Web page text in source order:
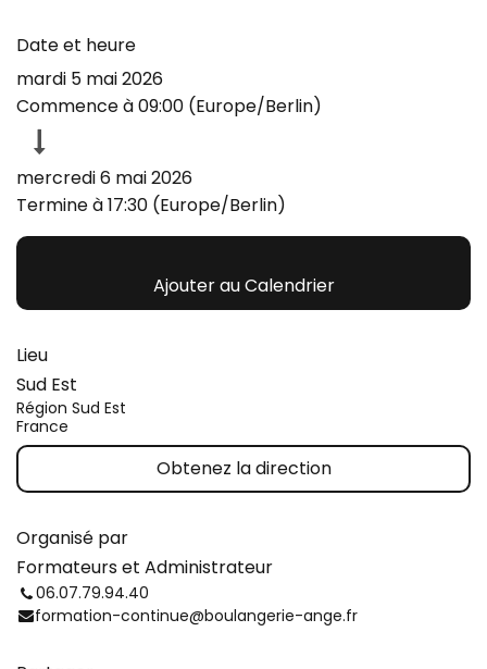
Date et heure
mardi 5 mai 2026
Commence à09:00 (Europe/Berlin)
mercredi 6 mai 2026
Termine à17:30 (Europe/Berlin)
Ajouter au Calendrier
Lieu
Sud Est
Région Sud Est
France
Obtenez la direction
Organisé par
Formateurs et Administrateur
06.07.79.94.40
formation-continue@boulangerie-ange.fr